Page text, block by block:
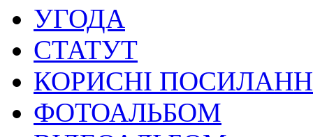
УГОДА
СТАТУТ
КОРИСНІ
ФОТОАЛЬБОМ